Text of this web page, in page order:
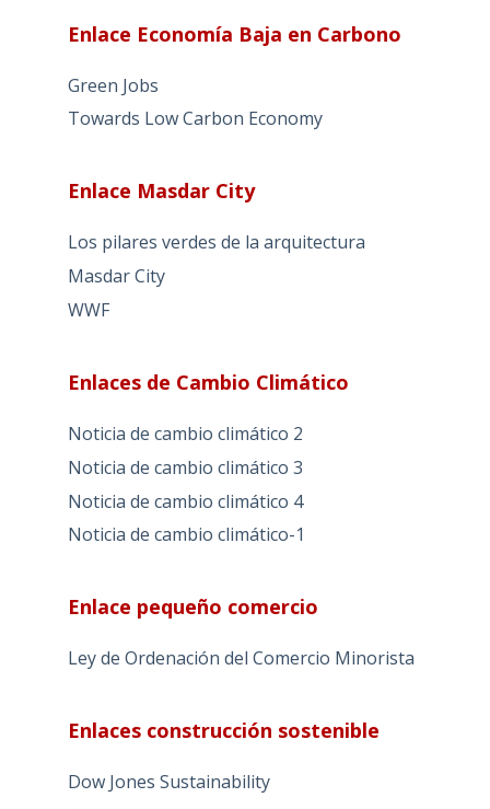
Enlace Economía Baja en Carbono
Green Jobs
Towards Low Carbon Economy
Enlace Masdar City
Los pilares verdes de la arquitectura
Masdar City
WWF
Enlaces de Cambio Climático
Noticia de cambio climático 2
Noticia de cambio climático 3
Noticia de cambio climático 4
Noticia de cambio climático-1
Enlace pequeño comercio
Ley de Ordenación del Comercio Minorista
Enlaces construcción sostenible
Dow Jones Sustainability